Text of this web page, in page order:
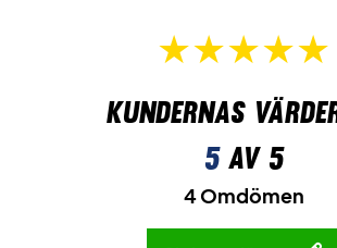
Kundernas
5av 5
4 Omdömen